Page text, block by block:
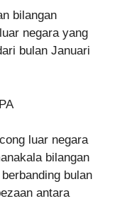
bilangan
negara yang
bulan Januari
luar negara
bilangan
bulan
antara